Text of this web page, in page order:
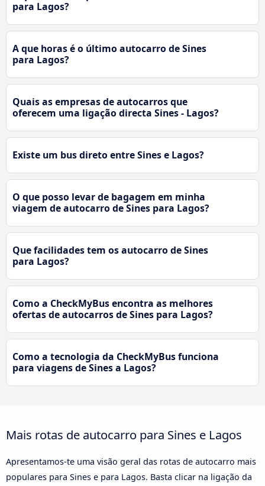
para Lagos?
A que horas é o último autocarro de Sines
para Lagos?
Quais as empresas de autocarros que
oferecem uma ligação directa Sines - Lagos?
Existe um bus direto entre Sines e Lagos?
O que posso levar de bagagem em minha
viagem de autocarro de Sines para Lagos?
Que facilidades tem os autocarro de Sines
para Lagos?
Como a CheckMyBus encontra as melhores
ofertas de autocarros de Sines para Lagos?
Como a tecnologia da CheckMyBus funciona
para viagens de Sines a Lagos?
Mais rotas de autocarro para Sines e Lagos
Apresentamos-te uma visão geral das rotas de autocarro mais
populares para Sines e para Lagos. Basta clicar na ligação da